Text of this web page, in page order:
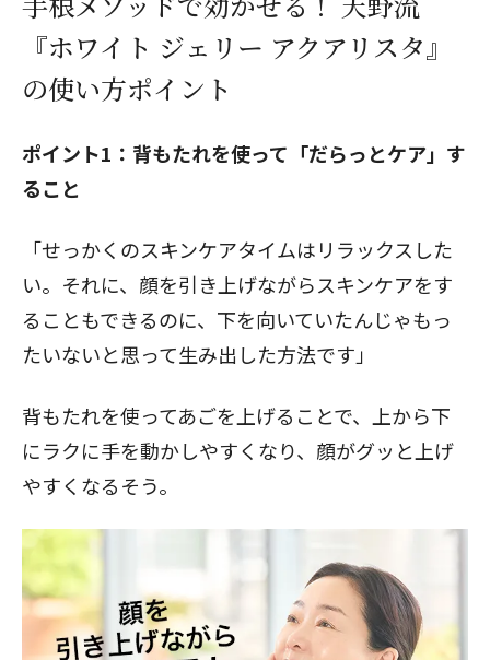
『ホワイト ジェリー アクアリスタ』
の使い方ポイント
ポイント1：背もたれを使って「だらっとケア」す
ること
「せっかくのスキンケアタイムはリラックスした
い。それに、顔を引き上げながらスキンケアをす
ることもできるのに、下を向いていたんじゃもっ
たいないと思って生み出した方法です」
背もたれを使ってあごを上げることで、上から下
にラクに手を動かしやすくなり、顔がグッと上げ
やすくなるそう。